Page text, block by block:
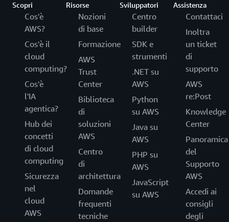
Scopri
Cos'è
AWS?
Cos'è il
cloud
computing?
Cos'è
l'IA
agentica?
Hub dei
concetti
di cloud
computing
Sicurezza
nel
cloud
AWS
Risorse
Nozioni
di base
Formazione
AWS
Trust
Center
Biblioteca
di
soluzioni
AWS
Centro
di
architettura
Domande
frequenti
tecniche
Sviluppatori
Centro
builder
SDK e
strumenti
.NET su
AWS
Python
su AWS
Java su
AWS
PHP su
AWS
JavaScript
su AWS
Assistenza
Contattaci
Inoltra
un ticket
di
supporto
AWS
re:Post
Knowledge
Center
Panoramica
del
Supporto
AWS
Accedi ai
consigli
degli